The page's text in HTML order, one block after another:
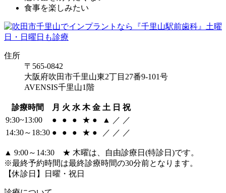
食事を楽しみたい
住所
〒565-0842
大阪府吹田市千里山東2丁目27番9-101号
AVENSIS千里山1階
診療時間 月 火 水 木 金 土 日 祝
9:30~13:00
● ● ● ★ ● ▲ ／ ／
14:30～18:30 ● ● ● ★ ● ／ ／ ／
▲ 9:00～14:30 ★ 木曜は、自由診療日(特診日)です。
※最終予約時間は最終診療時間の30分前となります。
【休診日】日曜・祝日